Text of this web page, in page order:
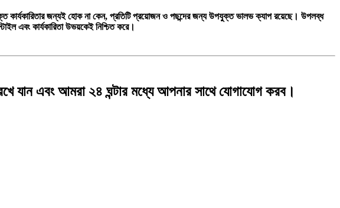
কার্যকারিতার জন্যই হোক না কেন, প্রতিটি প্রয়োজন ও পছন্দের জন্য উপযুক্ত ভালভ ক্যাপ রয়েছে। উপলব্ধ
এবং কার্যকারিতা উভয়কেই নিশ্চিত করে।
যান এবং আমরা ২৪ ঘন্টার মধ্যে আপনার সাথে যোগাযোগ করব।